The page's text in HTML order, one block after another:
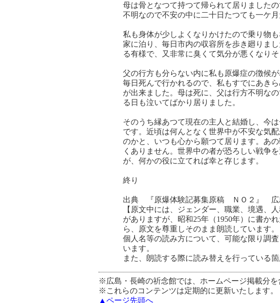
母は骨となつて持つて帰られて居りました
不明なので不安の中に二十日たつても一ケ月
私も身体が少しよくなりかけたので乗り物
家に泊り、毎日市内の収容所を歩き廻りま
る有様で、又非常に臭くて気分が悪くなりそ
父の行方も分らない内に私も原爆症の徴候
毎日死んで行かれるので、私もすでにあき
が出来ました。母は死に、父は行方不明な
る日も泣いてばかり居りました。
そのうち縁あつて現在の主人と結婚し、今
です。近頃は何んとなく世界中が不安な気
のかと、いつも心から願つて居ります。あ
くありません。世界中の者が恐ろしい戦争
が、何かの役に立てれば幸と存じます。
終り
出典 『原爆体験記募集原稿 ＮＯ２』 広
【原文中には、ジェンダー、職業、境遇、
がありますが、昭和25年（1950年）に書か
ら、原文を尊重しそのまま朗読しています。
個人名等の読み方について、可能な限り調
います。
また、朗読する際に読み替えを行っている箇
※広島・長崎の祈念館では、ホームページ掲載分を
※これらのコンテンツは定期的に更新いたします。
▲ページ先頭へ